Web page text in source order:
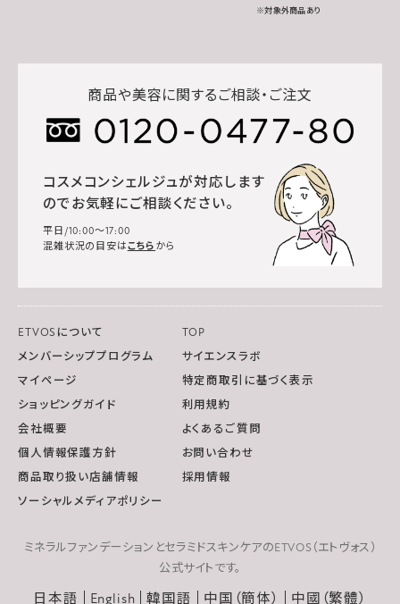
※対象外商品あり
商品や美容に関するご相談・ご注文
コスメコンシェルジュが対応します
のでお気軽にご相談ください。
平日/10:00～17:00
混雑状況の目安はこちら から
ETVOSについて
TOP
メンバーシッププログラム
サイエンスラボ
マイページ
特定商取引に基づく表示
ショッピングガイド
利用規約
会社概要
よくあるご質問
個人情報保護方針
お問い合わせ
商品取り扱い店舗情報
採用情報
ソーシャルメディアポリシー
ミネラルファンデーションとセラミドスキンケアのETVOS（エトヴォス）
公式サイトです。
日本語 English 韓国語 中国（簡体） 中國（繁體）